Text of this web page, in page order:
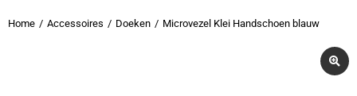
Je bent hier:
Home Accessoires Doeken Microvezel Klei Handschoen blauw